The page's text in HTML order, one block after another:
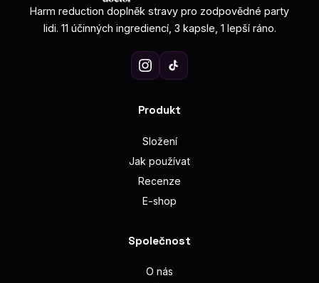
Harm reduction doplněk stravy pro zodpovědné party
lidi. 11 účinných ingrediencí, 3 kapsle, 1 lepší ráno.
Produkt
Složení
Jak používat
Recenze
E-shop
Společnost
O nás